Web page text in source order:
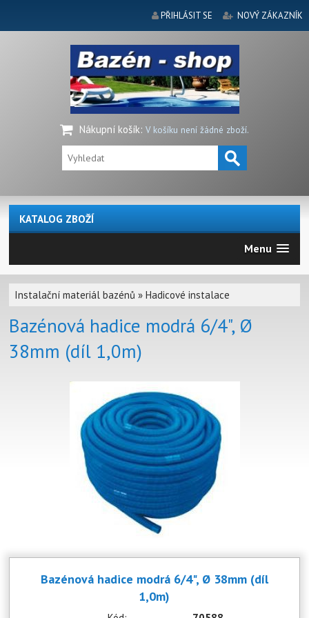
PŘIHLÁSIT SE NOVÝ ZÁKAZNÍK
Nákupní košík: V košíku není žádné zboží.
KATALOG ZBOŽÍ
Menu
Instalační materiál bazénů »Hadicové instalace
Bazénová hadice modrá 6/4", Ø
38mm (díl 1,0m)
Bazénová hadice modrá 6/4", Ø 38mm (díl
1,0m)